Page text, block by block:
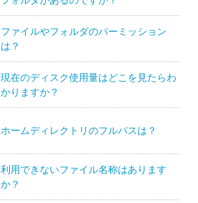
ファイルやフォルダのパーミッション
は？
現在のディスク使用量はどこを見たらわ
かりますか？
ホームディレクトリのフルパスは？
利用できないファイル名称はあります
か？